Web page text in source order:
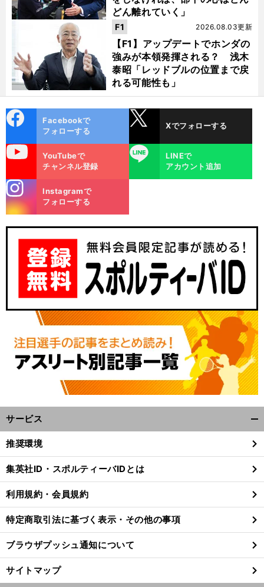
どん離れていく」
【F1】アップデートでホンダの
強みが本領発揮される？ 浅木
泰昭「レッドブルの位置まで戻
れる可能性も」
2026.08.03更新
F1
ok
Facebookで
フォローする
Xでフォローする
YouTubeで
チャンネル登録
LINE
LINEで
アカウント追加
m
Instagramで
フォローする
サービス
閉
る
推奨環境
集英社ID・スポルティーバIDとは
利用規約・会員規約
特定商取引法に基づく表示・その他の事項
ブラウザプッシュ通知について
サイトマップ